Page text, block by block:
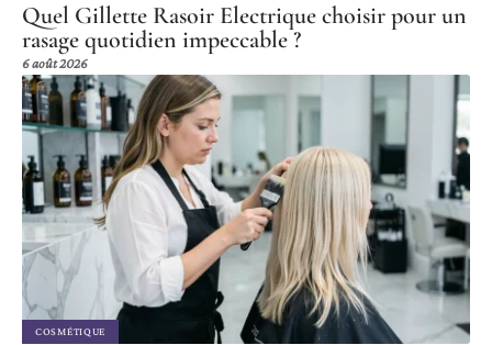
Quel Gillette Rasoir Electrique choisir pour un
rasage quotidien impeccable ?
6 août 2026
COSMÉTIQUE